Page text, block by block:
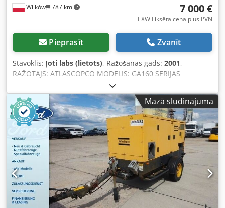
Wilków 787 km 7 000 €
EXW Fiksēta cena plus PVN
Pieprasīt Zvanīt
Stāvoklis: ļoti labs (lietots), Ražošanas gads: 2001,
RAŽOTĀJS: ATLASCOPCO MODELIS: GA160 SĒRIJAS
NUMURS: AIF072890 RAŽOŠANAS GADS: 2001 JAUDA (kW):
167 JAUDA (m³/min): 21 PIEDZIŅAS SPIEDIENS (bar): 8,5
DARBA STUNDU SKAITS (REĀLS/KOPĒJAIS): Djdpfozq Afusx
Ah Sock FREKVENCES PĀRVEIDOTĀJS: nav IEBŪVĒTS
ŽĀVĒTĀJS: nav SILUMA MAIŅTĀJS: nav ATDZEŠANA (GAISA/
ŪDENS): gaisa UZ UZGLABĀTĀJTANKA: nav
DOKUMENTĀCIJA: nav PIEVIENOJUMA TIPS: 3
JAUNS/LIETOTS: LIETOTS
Mazā sludinājuma